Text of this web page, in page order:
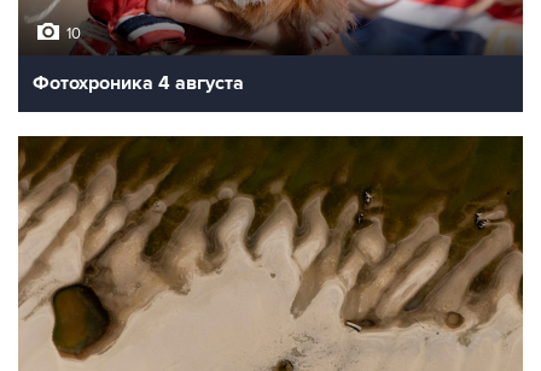
10
Фотохроника 4 августа